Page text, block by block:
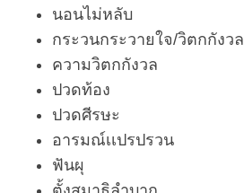
นอนไม่หลับ
กระวนกระวายใจ/วิตกกังวล
ความวิตกกังวล
ปวดท้อง
ปวดศีรษะ
อารมณ์เเปรปรวน
ฟันผุ